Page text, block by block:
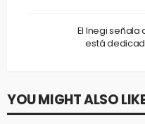
El Inegi señala
está
YOU MIGHT ALSO